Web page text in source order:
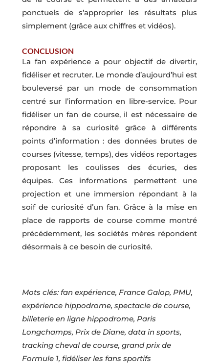
ponctuels de s’approprier les résultats plus
simplement (grâce aux chiffres et vidéos).
CONCLUSION
La fan expérience a pour objectif de divertir,
fidéliser et recruter. Le monde d’aujourd’hui est
bouleversé par un mode de consommation
centré sur l’information en libre-service. Pour
fidéliser un fan de course, il est nécessaire de
répondre à sa curiosité grâce à différents
points d’information : des données brutes de
courses (vitesse, temps), des vidéos reportages
proposant les coulisses des écuries, des
équipes. Ces informations permettent une
projection et une immersion répondant à la
soif de curiosité d’un fan. Grâce à la mise en
place de rapports de course comme montré
précédemment, les sociétés mères répondent
désormais à ce besoin de curiosité.
Mots clés: fan expérience, France Galop, PMU,
expérience hippodrome, spectacle de course,
billeterie en ligne hippodrome, Paris
Longchamps, Prix de Diane, data in sports,
tracking cheval de course, grand prix de
Formule 1, fidéliser les fans sportifs